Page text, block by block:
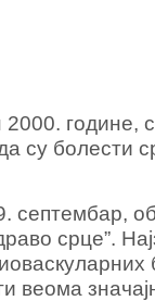
2000. године,
су болести
септембар,
срце”.
веома